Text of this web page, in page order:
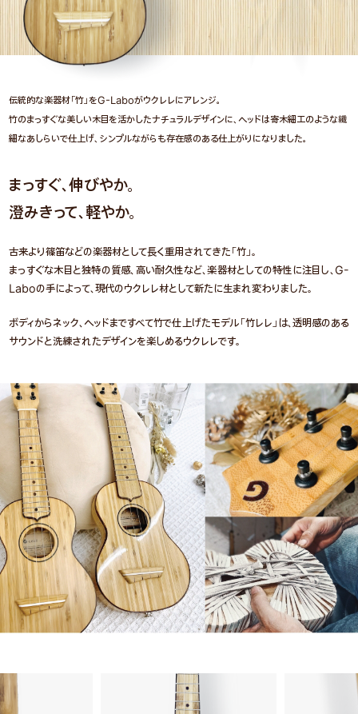
伝統的な楽器材「竹」をG-Laboがウクレレにアレンジ。
竹のまっすぐな美しい木目を活かしたナチュラルデザインに、ヘッドは寄木細工のような繊
細なあしらいで仕上げ、シンプルながらも存在感のある仕上がりになりました。
まっすぐ、伸びやか。
澄みきって、軽やか。
古来より篠笛などの楽器材として長く重用されてきた「竹」。
まっすぐな木目と独特の質感、高い耐久性など、楽器材としての特性に注目し、G-
Laboの手によって、現代のウクレレ材として新たに生まれ変わりました。
ボディからネック、ヘッドまですべて竹で仕上げたモデル「竹レレ」は、透明感のある
サウンドと洗練されたデザインを楽しめるウクレレです。